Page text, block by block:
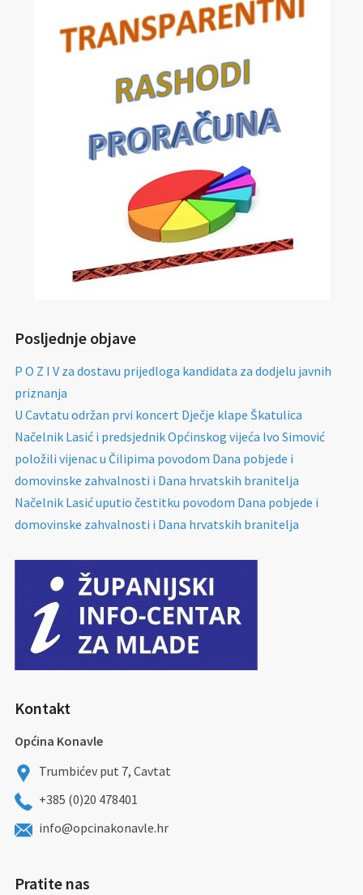
Posljednje objave
P O Z I V za dostavu prijedloga kandidata za dodjelu javnih
priznanja
U Cavtatu održan prvi koncert Dječje klape Škatulica
Načelnik Lasić i predsjednik Općinskog vijeća Ivo Simović
položili vijenac u Čilipima povodom Dana pobjede i
domovinske zahvalnosti i Dana hrvatskih branitelja
Načelnik Lasić uputio čestitku povodom Dana pobjede i
domovinske zahvalnosti i Dana hrvatskih branitelja
Kontakt
Općina Konavle
Trumbićev put 7, Cavtat
+385 (0)20 478401
info@opcinakonavle.hr
Pratite nas